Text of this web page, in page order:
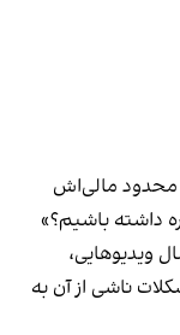
محدود مالی‌اش
داشته باشیم؟»
ویدیوهایی،
ناشی از آن به